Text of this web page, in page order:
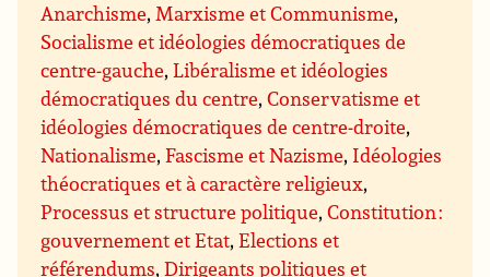
Anarchisme,Marxisme et Communisme,
Socialisme et idéologies démocratiques de
centre-gauche,Libéralisme et idéologies
démocratiques du centre,Conservatisme et
idéologies démocratiques de centre-droite,
Nationalisme,Fascisme et Nazisme, Idéologies
théocratiques et à caractère religieux,
Processus et structure politique,Constitution :
gouvernement et Etat,Elections et
référendums,Dirigeants politiques et